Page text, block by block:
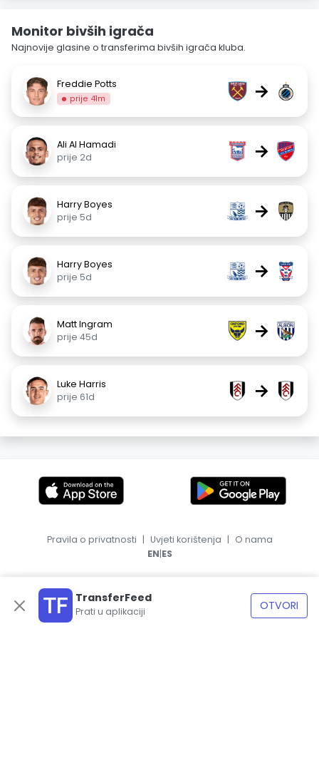
Monitor bivših igrača
Najnovije glasine o transferima bivših igrača kluba.
Freddie Potts
prije 41m →
Ali Al Hamadi
prije 2d
→
Harry Boyes
prije 5d
→
Harry Boyes
prije 5d
→
Matt Ingram
prije 45d
→
Luke Harris
prije 61d
→
TransferFeed
Prati u aplikaciji OTVORI
Pravila o privatnosti | Uvjeti korištenja | O nama
EN|ES